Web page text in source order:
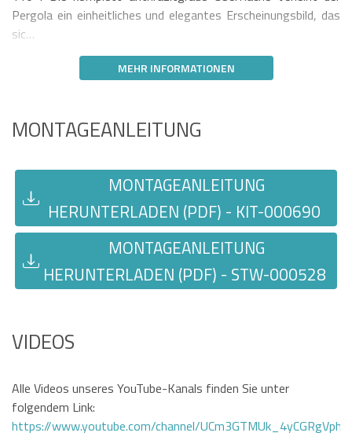
Pergola ein einheitliches und elegantes Erscheinungsbild, das
sic…
MEHR INFORMATIONEN
MONTAGEANLEITUNG
MONTAGEANLEITUNG
HERUNTERLADEN (PDF) - KIT-000690
MONTAGEANLEITUNG
HERUNTERLADEN (PDF) - STW-000528
VIDEOS
Alle Videos unseres YouTube-Kanals finden Sie unter
folgendem Link:
https://www.youtube.com/channel/